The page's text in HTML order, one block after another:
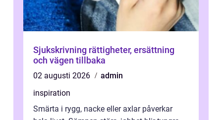
Sjukskrivning rättigheter, ersättning
och vägen tillbaka
02 augusti 2026
admin
inspiration
Smärta i rygg, nacke eller axlar påverkar